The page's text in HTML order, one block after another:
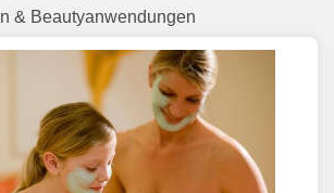
& Beautyanwendungen